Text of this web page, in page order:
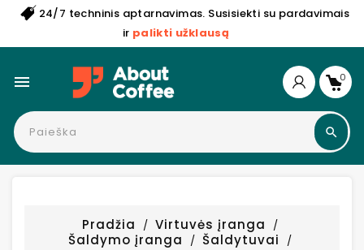
24/7 techninis aptarnavimas. Susisiekti su pardavimais
ir palikti užklausą
 0
Pradžia
Virtuvės įranga
Šaldymo įranga
Šaldytuvai